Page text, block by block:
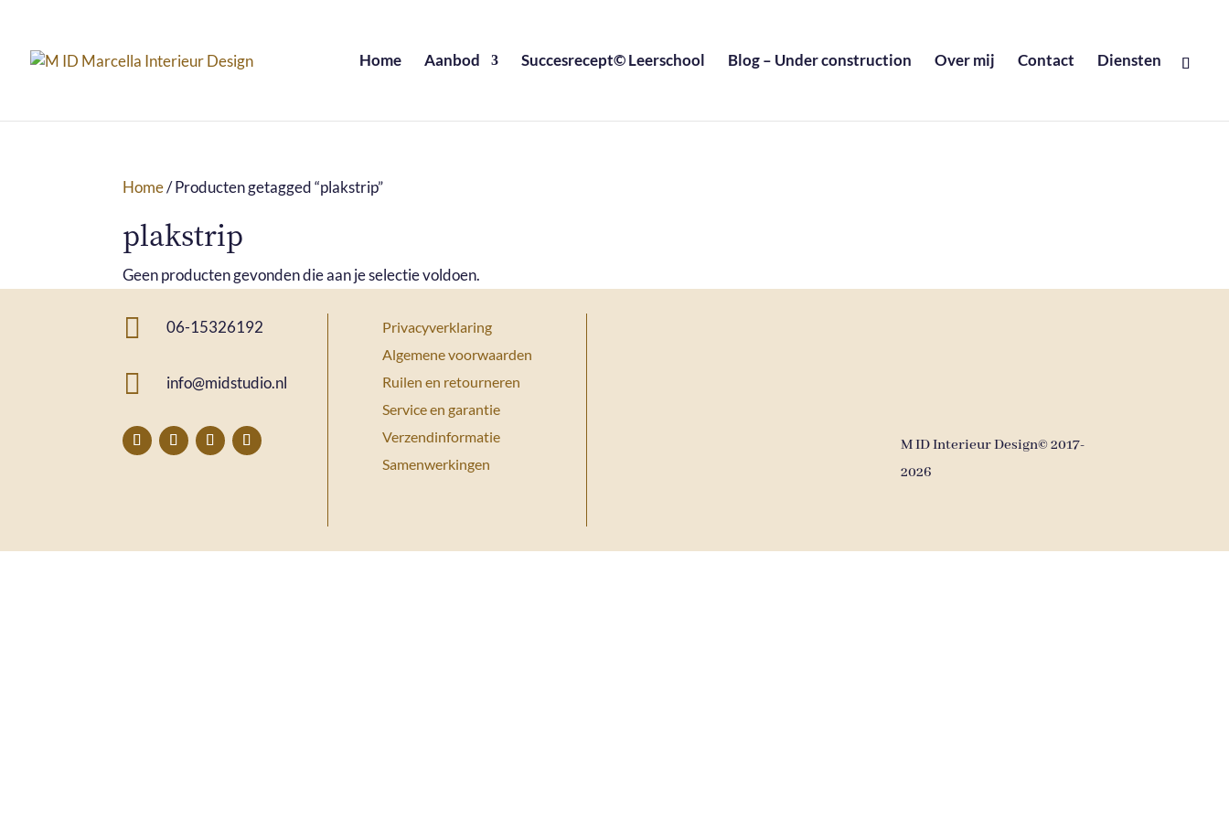
Home Aanbod Succesrecept© Leerschool Blog – Under construction Over mij Contact Diensten
Home/ Producten getagged “plakstrip”
plakstrip
Geen producten gevonden die aan je selectie voldoen.
 06-15326192
 info@midstudio.nl
Privacyverklaring
Algemene voorwaarden
Ruilen en retourneren
Service en garantie
Verzendinformatie
Samenwerkingen
M ID Interieur Design© 2017-
2026